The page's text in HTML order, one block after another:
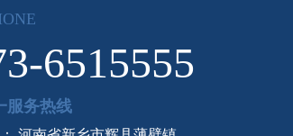
6515555
服务热线